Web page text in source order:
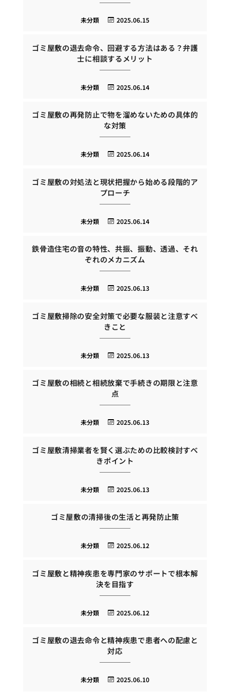
2025.06.15
未分類
ゴミ屋敷の退去命令、回避する方法はある？弁護
士に相談するメリット
2025.06.14
未分類
ゴミ屋敷の再発防止で物を溜めないための具体的
な対策
2025.06.14
未分類
ゴミ屋敷の対処法と現状把握から始める段階的ア
プローチ
2025.06.14
未分類
鉄骨造住宅の音の特性、共振、振動、透過、それ
ぞれのメカニズム
2025.06.13
未分類
ゴミ屋敷掃除の安全対策で必要な服装と注意すべ
きこと
2025.06.13
未分類
ゴミ屋敷の相続と相続放棄で手続きの期限と注意
点
2025.06.13
未分類
ゴミ屋敷清掃業者を賢く選ぶための比較検討すべ
きポイント
2025.06.13
未分類
ゴミ屋敷の清掃後の生活と再発防止策
2025.06.12
未分類
ゴミ屋敷と精神疾患を専門家のサポートで根本解
決を目指す
2025.06.12
未分類
ゴミ屋敷の退去命令と精神疾患で患者への配慮と
対応
2025.06.10
未分類